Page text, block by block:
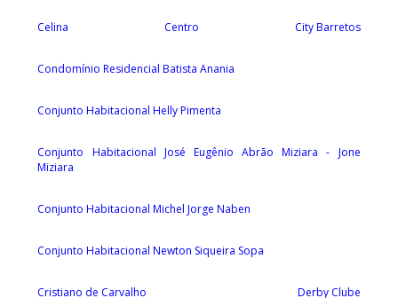
Celina Centro City Barretos
Condomínio Residencial Batista Anania
Conjunto Habitacional Helly Pimenta
Conjunto Habitacional José Eugênio Abrão Miziara - Jone
Miziara
Conjunto Habitacional Michel Jorge Naben
Conjunto Habitacional Newton Siqueira Sopa
Cristiano de Carvalho Derby Clube